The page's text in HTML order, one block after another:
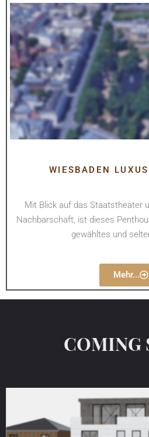
WIESBADEN
Mit Blick auf das Staatstheater
Nachbarschaft, ist dieses
gewähltes und
Mehr...
COMING